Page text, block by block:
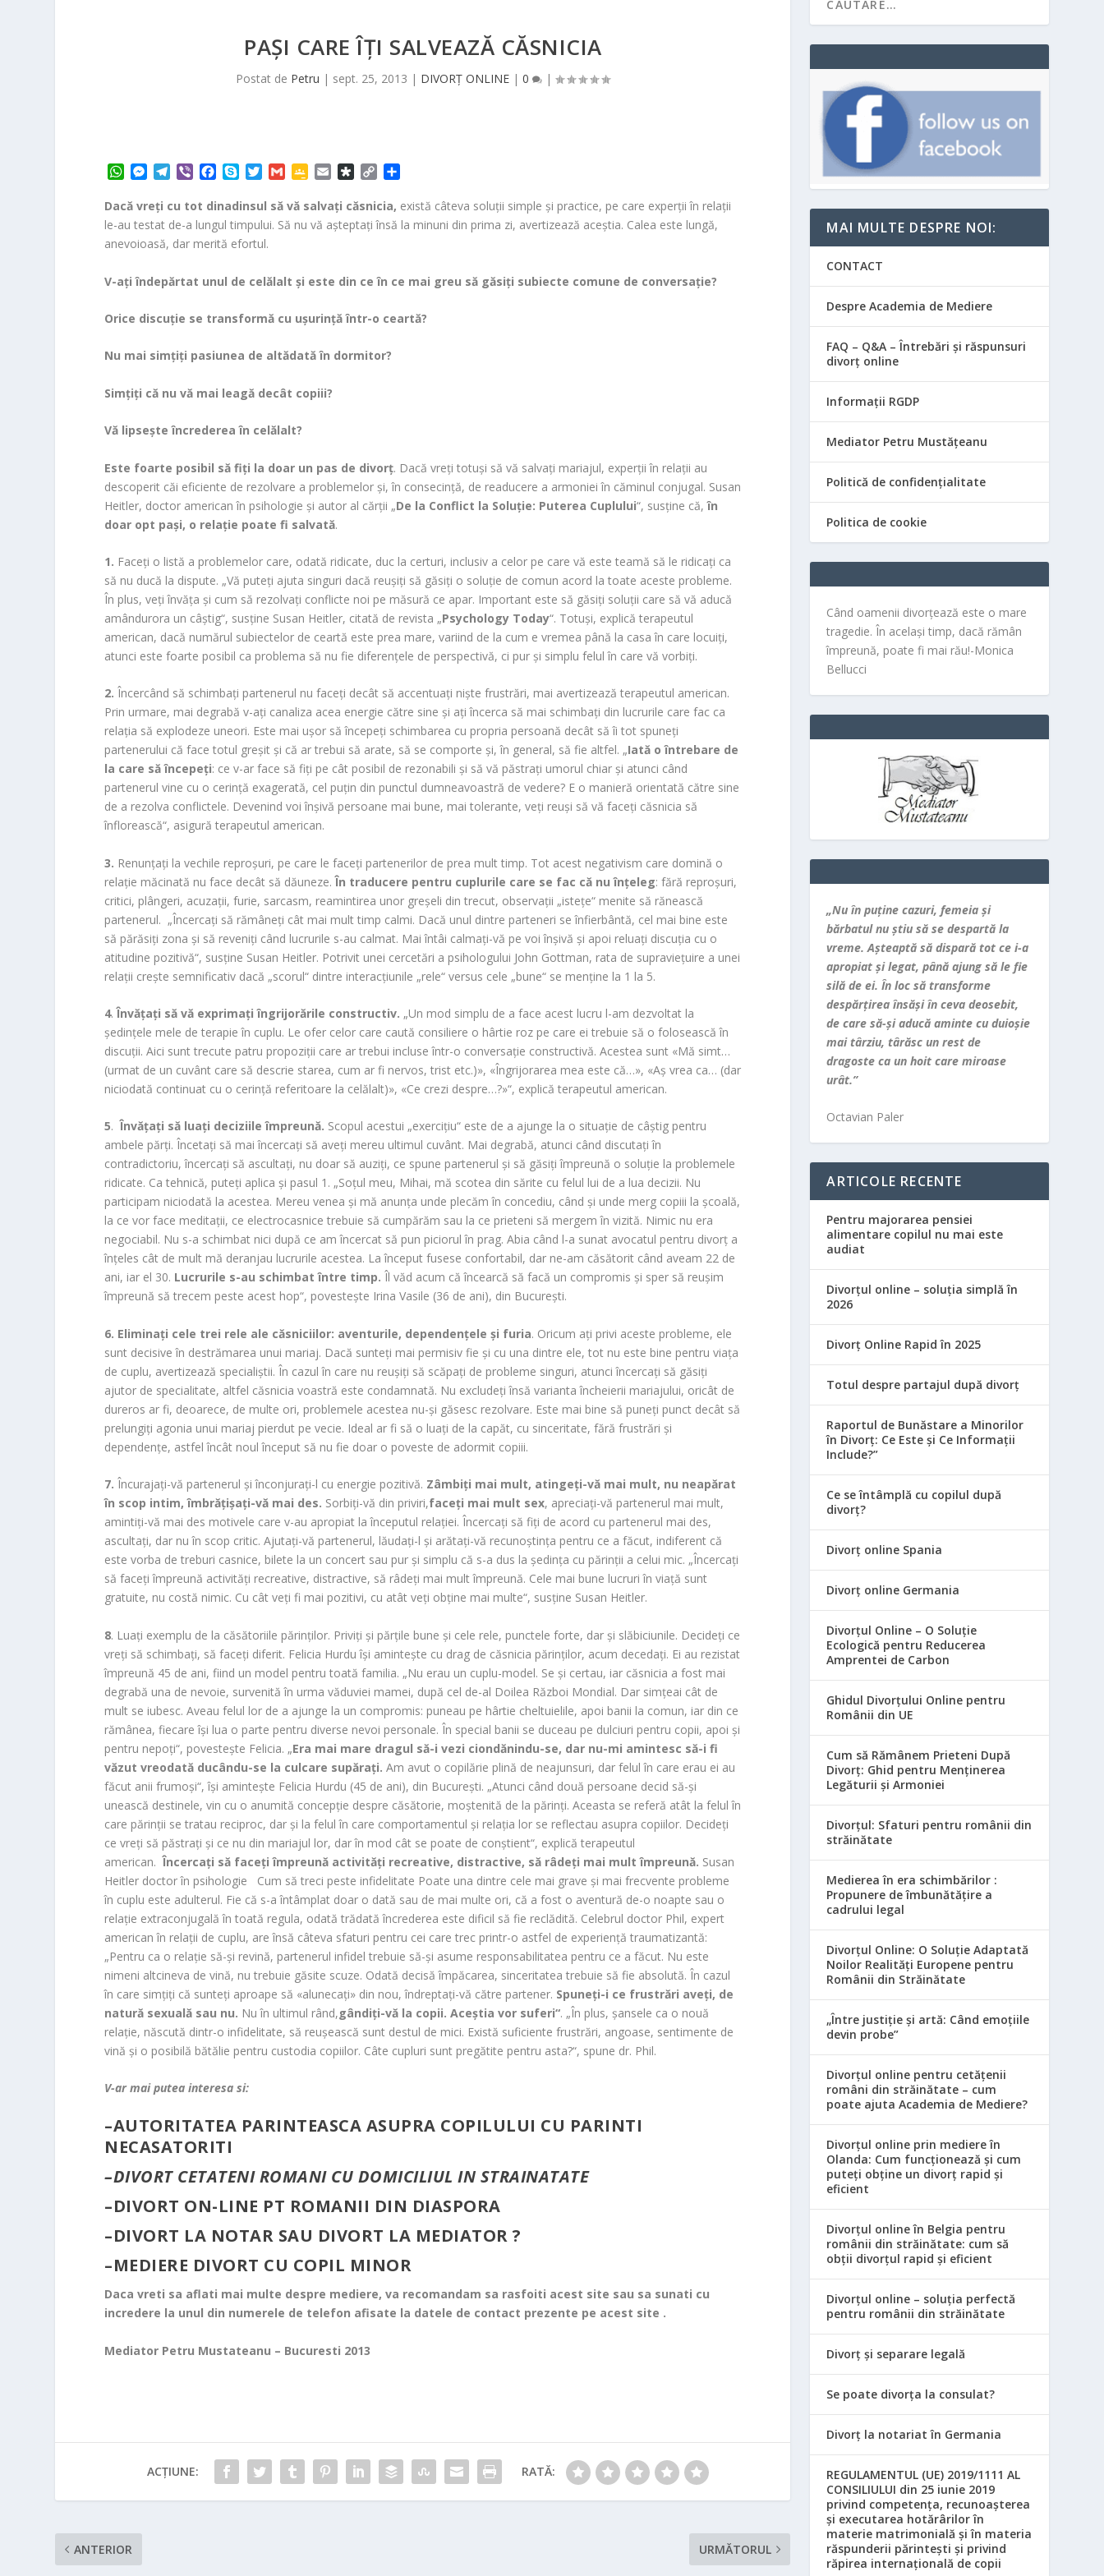
PAŞI CARE ÎŢI SALVEAZĂ CĂSNICIA
Postat de Petru | sept. 25, 2013 | DIVORȚ ONLINE |0 |
W
a
t
s
A
p
M
s
s
e
n
e
T
l
e
g
r
m
V
b
e
r
c
e
b
o
k
y
p
e
T
i
t
t
e
G
a
i
G
o
g
l
s
r
m
a
i
l
D
a
s
a
p
y
k
r
t
a
ă
Dacă vreţi cu tot dinadinsul să vă salvaţi căsnicia, există câteva soluţii simple şi practice, pe care experţii în relaţii
le-au testat de-a lungul timpului. Să nu vă aşteptaţi însă la minuni din prima zi, avertizează aceştia. Calea este lungă,
anevoioasă, dar merită efortul.
V-aţi îndepărtat unul de celălalt şi este din ce în ce mai greu să găsiţi subiecte comune de conversaţie?
Orice discuţie se transformă cu uşurinţă într-o ceartă?
Nu mai simţiţi pasiunea de altădată în dormitor?
Simţiţi că nu vă mai leagă decât copiii?
Vă lipseşte încrederea în celălalt?
Este foarte posibil să fiţi la doar un pas de divorţ. Dacă vreţi totuşi să vă salvaţi mariajul, experţii în relaţii au
descoperit căi eficiente de rezolvare a problemelor şi, în consecinţă, de readucere a armoniei în căminul conjugal. Susan
Heitler, doctor american în psihologie şi autor al cărţii „De la Conflict la Soluţie: Puterea Cuplului“, susţine că,în
doar opt paşi, o relaţie poate fi salvată.
1. Faceţi o listă a problemelor care, odată ridicate, duc la certuri, inclusiv a celor pe care vă este teamă să le ridicaţi ca
să nu ducă la dispute. „Vă puteţi ajuta singuri dacă reuşiţi să găsiţi o soluţie de comun acord la toate aceste probleme.
În plus, veţi învăţa şi cum să rezolvaţi conflicte noi pe măsură ce apar. Important este să găsiţi soluţii care să vă aducă
amândurora un câştig“, susţine Susan Heitler, citată de revista „Psychology Today“. Totuşi, explică terapeutul
american, dacă numărul subiectelor de ceartă este prea mare, variind de la cum e vremea până la casa în care locuiţi,
atunci este foarte posibil ca problema să nu fie diferenţele de perspectivă, ci pur şi simplu felul în care vă vorbiţi.
2. Încercând să schimbaţi partenerul nu faceţi decât să accentuaţi nişte frustrări, mai avertizează terapeutul american.
Prin urmare, mai degrabă v-aţi canaliza acea energie către sine şi aţi încerca să mai schimbaţi din lucrurile care fac ca
relaţia să explodeze uneori. Este mai uşor să începeţi schimbarea cu propria persoană decât să îi tot spuneţi
partenerului că face totul greşit şi că ar trebui să arate, să se comporte şi, în general, să fie altfel. „Iată o întrebare de
la care să începeţi: ce v-ar face să fiţi pe cât posibil de rezonabili şi să vă păstraţi umorul chiar şi atunci când
partenerul vine cu o cerinţă exagerată, cel puţin din punctul dumneavoastră de vedere? E o manieră orientată către sine
de a rezolva conflictele. Devenind voi înşivă persoane mai bune, mai tolerante, veţi reuşi să vă faceţi căsnicia să
înflorească“, asigură terapeutul american.
3. Renunţaţi la vechile reproşuri, pe care le faceţi partenerilor de prea mult timp. Tot acest negativism care domină o
relaţie măcinată nu face decât să dăuneze. În traducere pentru cuplurile care se fac că nu înţeleg: fără reproşuri,
critici, plângeri, acuzaţii, furie, sarcasm, reamintirea unor greşeli din trecut, observaţii „isteţe“ menite să rănească
partenerul. „Încercaţi să rămâneţi cât mai mult timp calmi. Dacă unul dintre parteneri se înfierbântă, cel mai bine este
să părăsiţi zona şi să reveniţi când lucrurile s-au calmat. Mai întâi calmaţi-vă pe voi înşivă şi apoi reluaţi discuţia cu o
atitudine pozitivă“, susţine Susan Heitler. Potrivit unei cercetări a psihologului John Gottman, rata de supravieţuire a unei
relaţii creşte semnificativ dacă „scorul“ dintre interacţiunile „rele“ versus cele „bune“ se menţine la 1 la 5.
4.Învăţaţi să vă exprimaţi îngrijorările constructiv. „Un mod simplu de a face acest lucru l-am dezvoltat la
şedinţele mele de terapie în cuplu. Le ofer celor care caută consiliere o hârtie roz pe care ei trebuie să o folosească în
discuţii. Aici sunt trecute patru propoziţii care ar trebui incluse într-o conversaţie constructivă. Acestea sunt «Mă simt…
(urmat de un cuvânt care să descrie starea, cum ar fi nervos, trist etc.)», «Îngrijorarea mea este că…», «Aş vrea ca… (dar
niciodată continuat cu o cerinţă referitoare la celălalt)», «Ce crezi despre…?»“, explică terapeutul american.
5.Învăţaţi să luaţi deciziile împreună. Scopul acestui „exerciţiu“ este de a ajunge la o situaţie de câştig pentru
ambele părţi. Încetaţi să mai încercaţi să aveţi mereu ultimul cuvânt. Mai degrabă, atunci când discutaţi în
contradictoriu, încercaţi să ascultaţi, nu doar să auziţi, ce spune partenerul şi să găsiţi împreună o soluţie la problemele
ridicate. Ca tehnică, puteţi aplica şi pasul 1. „Soţul meu, Mihai, mă scotea din sărite cu felul lui de a lua decizii. Nu
participam niciodată la acestea. Mereu venea şi mă anunţa unde plecăm în concediu, când şi unde merg copiii la şcoală,
la ce vor face meditaţii, ce electrocasnice trebuie să cumpărăm sau la ce prieteni să mergem în vizită. Nimic nu era
negociabil. Nu s-a schimbat nici după ce am încercat să pun piciorul în prag. Abia când l-a sunat avocatul pentru divorţ a
înţeles cât de mult mă deranjau lucrurile acestea. La început fusese confortabil, dar ne-am căsătorit când aveam 22 de
ani, iar el 30. Lucrurile s-au schimbat între timp. Îl văd acum că încearcă să facă un compromis şi sper să reuşim
împreună să trecem peste acest hop“, povesteşte Irina Vasile (36 de ani), din Bucureşti.
6. Eliminaţi cele trei rele ale căsniciilor: aventurile, dependenţele şi furia. Oricum aţi privi aceste probleme, ele
sunt decisive în destrămarea unui mariaj. Dacă sunteţi mai permisiv fie şi cu una dintre ele, tot nu este bine pentru viaţa
de cuplu, avertizează specialiştii. În cazul în care nu reuşiţi să scăpaţi de probleme singuri, atunci încercaţi să găsiţi
ajutor de specialitate, altfel căsnicia voastră este condamnată. Nu excludeţi însă varianta încheierii mariajului, oricât de
dureros ar fi, deoarece, de multe ori, problemele acestea nu-şi găsesc rezolvare. Este mai bine să puneţi punct decât să
prelungiţi agonia unui mariaj pierdut pe vecie. Ideal ar fi să o luaţi de la capăt, cu sinceritate, fără frustrări şi
dependenţe, astfel încât noul început să nu fie doar o poveste de adormit copiii.
7. Încurajaţi-vă partenerul şi înconjuraţi-l cu energie pozitivă. Zâmbiţi mai mult, atingeţi-vă mai mult, nu neapărat
în scop intim, îmbrăţişaţi-vă mai des. Sorbiţi-vă din priviri,faceţi mai mult sex, apreciaţi-vă partenerul mai mult,
amintiţi-vă mai des motivele care v-au apropiat la începutul relaţiei. Încercaţi să fiţi de acord cu partenerul mai des,
ascultaţi, dar nu în scop critic. Ajutaţi-vă partenerul, lăudaţi-l şi arătaţi-vă recunoştinţa pentru ce a făcut, indiferent că
este vorba de treburi casnice, bilete la un concert sau pur şi simplu că s-a dus la şedinţa cu părinţii a celui mic. „Încercaţi
să faceţi împreună activităţi recreative, distractive, să râdeţi mai mult împreună. Cele mai bune lucruri în viaţă sunt
gratuite, nu costă nimic. Cu cât veţi fi mai pozitivi, cu atât veţi obţine mai multe“, susţine Susan Heitler.
8. Luaţi exemplu de la căsătoriile părinţilor. Priviţi şi părţile bune şi cele rele, punctele forte, dar şi slăbiciunile. Decideţi ce
vreţi să schimbaţi, să faceţi diferit. Felicia Hurdu îşi aminteşte cu drag de căsnicia părinţilor, acum decedaţi. Ei au rezistat
împreună 45 de ani, fiind un model pentru toată familia. „Nu erau un cuplu-model. Se şi certau, iar căsnicia a fost mai
degrabă una de nevoie, survenită în urma văduviei mamei, după cel de-al Doilea Război Mondial. Dar simţeai cât de
mult se iubesc. Aveau felul lor de a ajunge la un compromis: puneau pe hârtie cheltuielile, apoi banii la comun, iar din ce
rămânea, fiecare îşi lua o parte pentru diverse nevoi personale. În special banii se duceau pe dulciuri pentru copii, apoi şi
pentru nepoţi“, povesteşte Felicia. „Era mai mare dragul să-i vezi ciondănindu-se, dar nu-mi amintesc să-i fi
văzut vreodată ducându-se la culcare supăraţi. Am avut o copilărie plină de neajunsuri, dar felul în care erau ei au
făcut anii frumoşi“, îşi aminteşte Felicia Hurdu (45 de ani), din Bucureşti. „Atunci când două persoane decid să-şi
unească destinele, vin cu o anumită concepţie despre căsătorie, moştenită de la părinţi. Aceasta se referă atât la felul în
care părinţii se tratau reciproc, dar şi la felul în care comportamentul şi relaţia lor se reflectau asupra copiilor. Decideţi
ce vreţi să păstraţi şi ce nu din mariajul lor, dar în mod cât se poate de conştient“, explică terapeutul
american.Încercaţi să faceţi împreună activităţi recreative, distractive, să râdeţi mai mult împreună. Susan
Heitler doctor în psihologie Cum să treci peste infidelitate Poate una dintre cele mai grave şi mai frecvente probleme
în cuplu este adulterul. Fie că s-a întâmplat doar o dată sau de mai multe ori, că a fost o aventură de-o noapte sau o
relaţie extraconjugală în toată regula, odată trădată încrederea este dificil să fie reclădită. Celebrul doctor Phil, expert
american în relaţii de cuplu, are însă câteva sfaturi pentru cei care trec printr-o astfel de experienţă traumatizantă:
„Pentru ca o relaţie să-şi revină, partenerul infidel trebuie să-şi asume responsabilitatea pentru ce a făcut. Nu este
nimeni altcineva de vină, nu trebuie găsite scuze. Odată decisă împăcarea, sinceritatea trebuie să fie absolută. În cazul
în care simţiţi că sunteţi aproape să «alunecaţi» din nou, îndreptaţi-vă către partener. Spuneţi-i ce frustrări aveţi, de
natură sexuală sau nu. Nu în ultimul rând,gândiţi-vă la copii. Aceştia vor suferi“. „În plus, şansele ca o nouă
relaţie, născută dintr-o infidelitate, să reuşească sunt destul de mici. Există suficiente frustrări, angoase, sentimente de
vină şi o posibilă bătălie pentru custodia copiilor. Câte cupluri sunt pregătite pentru asta?“, spune dr. Phil.
V-ar mai putea interesa si:
–AUTORITATEA PARINTEASCA ASUPRA COPILULUI CU PARINTI
NECASATORITI
–DIVORT CETATENI ROMANI CU DOMICILIUL IN STRAINATATE
–DIVORT ON-LINE PT ROMANII DIN DIASPORA
–DIVORT LA NOTAR SAU DIVORT LA MEDIATOR ?
–MEDIERE DIVORT CU COPIL MINOR
Daca vreti sa aflati mai multe despre mediere, va recomandam sa rasfoiti acest site sau sa sunati cu
incredere la unul din numerele de telefon afisate la datele de contact prezente pe acest site .
Mediator Petru Mustateanu – Bucuresti 2013
ACȚIUNE: RATĂ:
ANTERIOR URMĂTORUL
MAI MULTE DESPRE NOI:
CONTACT
Despre Academia de Mediere
FAQ – Q&A – Întrebări și răspunsuri
divorț online
Informații RGDP
Mediator Petru Mustățeanu
Politică de confidențialitate
Politica de cookie
Când oamenii divorțează este o mare
tragedie. În același timp, dacă rămân
împreună, poate fi mai rău!-Monica
Bellucci
„Nu în puţine cazuri, femeia şi
bărbatul nu ştiu să se despartă la
vreme. Aşteaptă să dispară tot ce i-a
apropiat şi legat, până ajung să le fie
silă de ei. În loc să transforme
despărţirea însăşi în ceva deosebit,
de care să-şi aducă aminte cu duioşie
mai târziu, târăsc un rest de
dragoste ca un hoit care miroase
urât.”
Octavian Paler
ARTICOLE RECENTE
Pentru majorarea pensiei
alimentare copilul nu mai este
audiat
Divorțul online – soluția simplă în
2026
Divorț Online Rapid în 2025
Totul despre partajul după divorț
Raportul de Bunăstare a Minorilor
în Divorț: Ce Este și Ce Informații
Include?”
Ce se întâmplă cu copilul după
divorț?
Divorț online Spania
Divorț online Germania
Divorțul Online – O Soluție
Ecologică pentru Reducerea
Amprentei de Carbon
Ghidul Divorțului Online pentru
Românii din UE
Cum să Rămânem Prieteni După
Divorț: Ghid pentru Menținerea
Legăturii și Armoniei
Divorțul: Sfaturi pentru românii din
străinătate
Medierea în era schimbărilor :
Propunere de îmbunătățire a
cadrului legal
Divorțul Online: O Soluție Adaptată
Noilor Realități Europene pentru
Românii din Străinătate
„Între justiție și artă: Când emoțiile
devin probe”
Divorțul online pentru cetățenii
români din străinătate – cum
poate ajuta Academia de Mediere?
Divorțul online prin mediere în
Olanda: Cum funcționează și cum
puteți obține un divorț rapid și
eficient
Divorțul online în Belgia pentru
românii din străinătate: cum să
obții divorțul rapid și eficient
Divorțul online – soluția perfectă
pentru românii din străinătate
Divorț și separare legală
Se poate divorța la consulat?
Divorț la notariat în Germania
REGULAMENTUL (UE) 2019/1111 AL
CONSILIULUI din 25 iunie 2019
privind competența, recunoașterea
și executarea hotărârilor în
materie matrimonială și în materia
răspunderii părintești și privind
răpirea internațională de copii